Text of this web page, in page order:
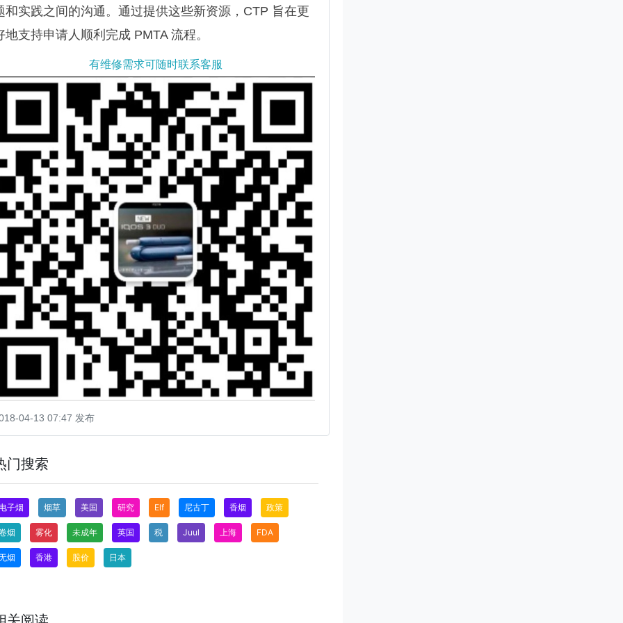
和实践之间的沟通。通过提供这些新资源，CTP 旨在更
地支持申请人顺利完成 PMTA 流程。
有维修需求可随时联系客服
04-13 07:47 发布
门搜索
子烟 烟草 美国 研究 Elf 尼古丁 香烟 政策
烟 雾化 未成年 英国 税 Juul 上海 FDA
烟 香港 股价 日本